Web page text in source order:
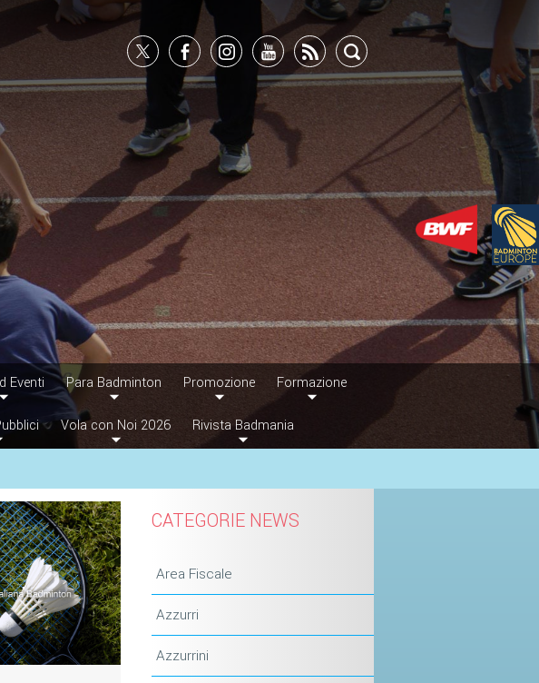
Eventi Para Badminton Promozione Formazione
Vola con Noi 2026 Rivista Badmania
CATEGORIE NEWS
Area Fiscale
Azzurri
Azzurrini